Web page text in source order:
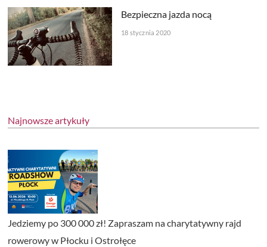
Bezpieczna jazda nocą
18 stycznia 2020
Najnowsze artykuły
Jedziemy po 300 000 zł! Zapraszam na charytatywny rajd
rowerowy w Płocku i Ostrołęce